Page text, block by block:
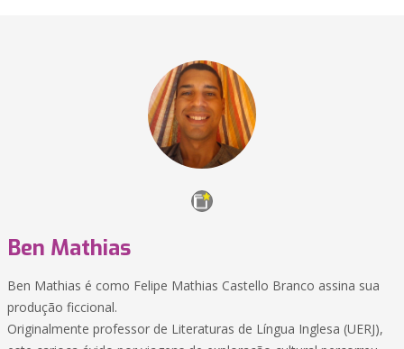
Ben Mathias
Ben Mathias é como Felipe Mathias Castello Branco assina sua
produção ficcional.
Originalmente professor de Literaturas de Língua Inglesa (UERJ),